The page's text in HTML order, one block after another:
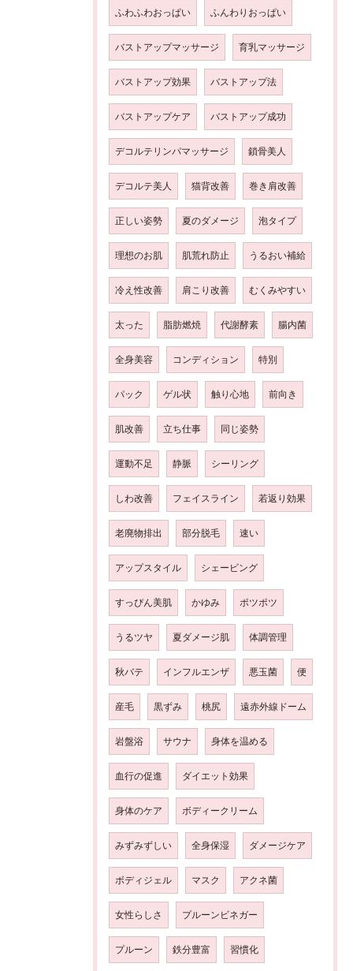
ふわふわおっぱい ふんわりおっぱい
バストアップマッサージ 育乳マッサージ
バストアップ効果 バストアップ法
バストアップケア バストアップ成功
デコルテリンパマッサージ 鎖骨美人
デコルテ美人 猫背改善 巻き肩改善
正しい姿勢 夏のダメージ 泡タイプ
理想のお肌 肌荒れ防止 うるおい補給
冷え性改善 肩こり改善 むくみやすい
太った 脂肪燃焼 代謝酵素 腸内菌
全身美容 コンディション 特別
パック ゲル状 触り心地 前向き
肌改善 立ち仕事 同じ姿勢
運動不足 静脈 シーリング
しわ改善 フェイスライン 若返り効果
老廃物排出 部分脱毛 速い
アップスタイル シェービング
すっぴん美肌 かゆみ ポツポツ
うるツヤ 夏ダメージ肌 体調管理
秋バテ インフルエンザ 悪玉菌 便
産毛 黒ずみ 桃尻 遠赤外線ドーム
岩盤浴 サウナ 身体を温める
血行の促進 ダイエット効果
身体のケア ボディークリーム
みずみずしい 全身保湿 ダメージケア
ボディジェル マスク アクネ菌
女性らしさ プルーンビネガー
プルーン 鉄分豊富 習慣化